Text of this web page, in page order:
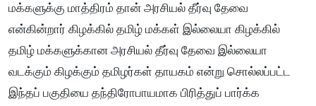
மக்களுக்கு மாத்திரம் தான் அரசியல் தீர்வு தேவை
என்கின்றார் கிழக்கில் தமிழ் மக்கள் இல்லையா கிழக்கில்
தமிழ் மக்களுக்கான அரசியல் தீர்வு தேவை இல்லையா
வடக்கும் கிழக்கும் தமிழர்கள் தாயகம் என்று சொல்லப்பட்ட
இந்தப் பகுதியை தந்திரோபாயமாக பிரித்துப் பார்க்க